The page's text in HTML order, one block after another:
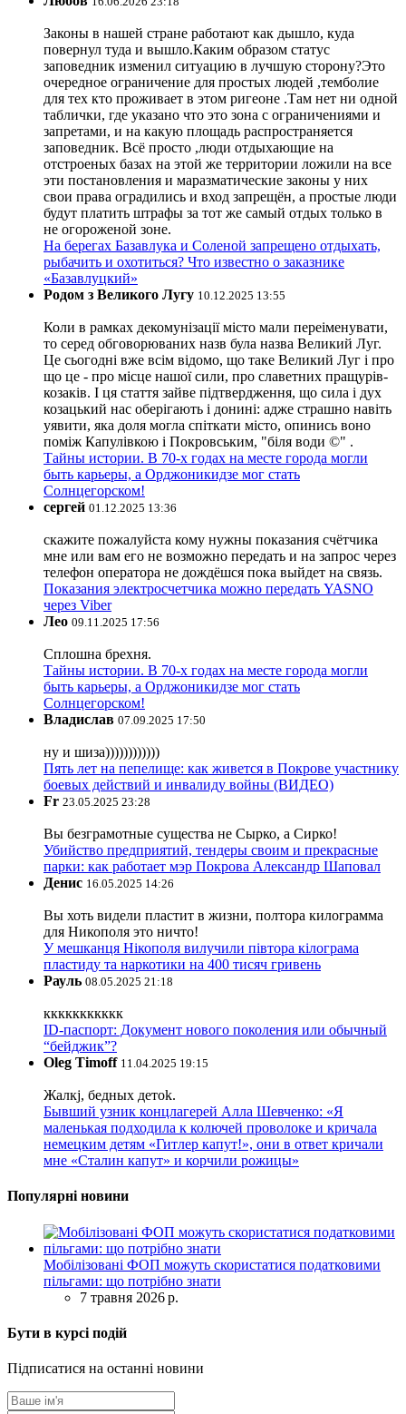
Законы в нашей стране работают как дышло, куда
повернул туда и вышло.Каким образом статус
заповедник изменил ситуацию в лучшую сторону?Это
очередное ограничение для простых людей ,темболие
для тех кто проживает в этом ригеоне .Там нет ни одной
таблички, где указано что это зона с ограничениями и
запретами, и на какую площадь распространяется
заповедник. Всё просто ,люди отдыхающие на
отстроеных базах на этой же территории ложили на все
эти постановления и маразматические законы у них
свои права оградились и вход запрещён, а простые люди
будут платить штрафы за тот же самый отдых только в
не огороженой зоне.
На берегах Базавлука и Соленой запрещено отдыхать,
рыбачить и охотиться? Что известно о заказнике
«Базавлуцкий»
Родом з Великого Лугу 10.12.2025 13:55
Коли в рамках декомунізації місто мали переіменувати,
то серед обговорюваних назв була назва Великий Луг.
Це сьогодні вже всім відомо, що таке Великий Луг і про
що це - про місце нашої сили, про славетних пращурів-
козаків. І ця стаття зайве підтвердження, що сила і дух
козацький нас оберігають і донині: адже страшно навіть
уявити, яка доля могла спіткати місто, опинись воно
поміж Капулівкою і Покровським, "біля води ©" .
Тайны истории. В 70-х годах на месте города могли
быть карьеры, а Орджоникидзе мог стать
Солнцегорском!
сергей 01.12.2025 13:36
скажите пожалуйста кому нужны показания счётчика
мне или вам его не возможно передать и на запрос через
телефон оператора не дождёшся пока выйдет на связь.
Показания электросчетчика можно передать YASNO
через Viber
Лео 09.11.2025 17:56
Сплошна брехня.
Тайны истории. В 70-х годах на месте города могли
быть карьеры, а Орджоникидзе мог стать
Солнцегорском!
Владислав 07.09.2025 17:50
ну и шиза))))))))))))
Пять лет на пепелище: как живется в Покрове участнику
боевых действий и инвалиду войны (ВИДЕО)
Fr 23.05.2025 23:28
Вы безграмотные существа не Сырко, а Сирко!
Убийство предприятий, тендеры своим и прекрасные
парки: как работает мэр Покрова Александр Шаповал
Денис 16.05.2025 14:26
Вы хоть видели пластит в жизни, полтора килограмма
для Никополя это ничто!
У мешканця Нікополя вилучили півтора кілограма
пластиду та наркотики на 400 тисяч гривень
Рауль 08.05.2025 21:18
ккккккккккк
ID-паспорт: Документ нового поколения или обычный
“бейджик”?
Oleg Timoff 11.04.2025 19:15
Жалкj, бедных детok.
Бывший узник концлагерей Алла Шевченко: «Я
маленькая подходила к колючей проволоке и кричала
немецким детям «Гитлер капут!», они в ответ кричали
мне «Сталин капут» и корчили рожицы»
Популярні новини
Мобілізовані ФОП можуть скористатися податковими
пільгами: що потрібно знати
7 травня 2026 р.
Бути в курсі подій
Підписатися на останні новини